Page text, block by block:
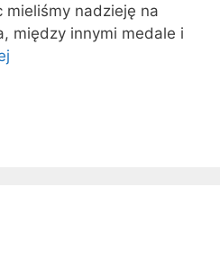
mieliśmy nadzieję na
między innymi medale i